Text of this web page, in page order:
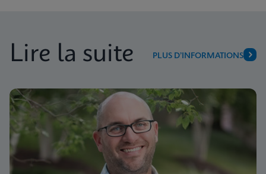
Lire la suite PLUS D’INFORMATIONS